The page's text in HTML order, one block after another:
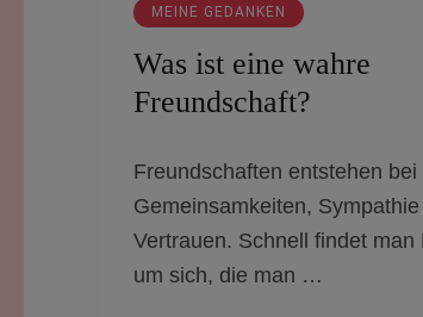
MEINE GEDANKEN
Was ist eine wahre
Freundschaft?
Freundschaften entstehen bei
Gemeinsamkeiten, Sympathie
Vertrauen. Schnell findet man
um sich, die man …